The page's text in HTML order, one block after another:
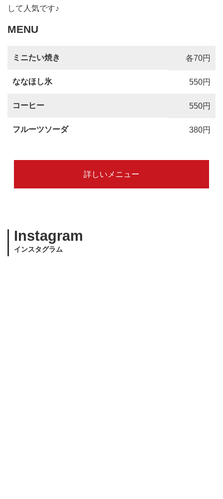
して人気です♪
MENU
ミニたい焼き 各70円
ななほし氷 550円
コーヒー 550円
フルーツソーダ 380円
詳しいメニュー
Instagram
インスタグラム